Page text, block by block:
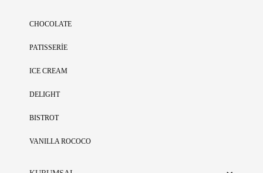
CHOCOLATE
PATISSERİE
ICE CREAM
DELIGHT
BISTROT
VANILLA ROCOCO